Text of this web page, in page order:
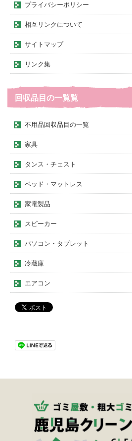
プライバシーポリシー
相互リンクについて
サイトマップ
リンク集
回収品目の一覧覧
不用品回収品目の一覧
家具
タンス・チェスト
ベッド・マットレス
家電製品
スピーカー
パソコン・タブレット
冷蔵庫
エアコン